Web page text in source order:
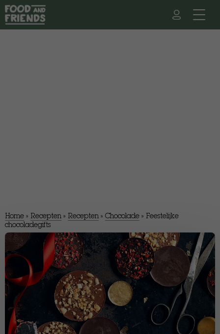
Home » Recepten » Recepten » Chocolade » Feestelijke
chocoladegifts